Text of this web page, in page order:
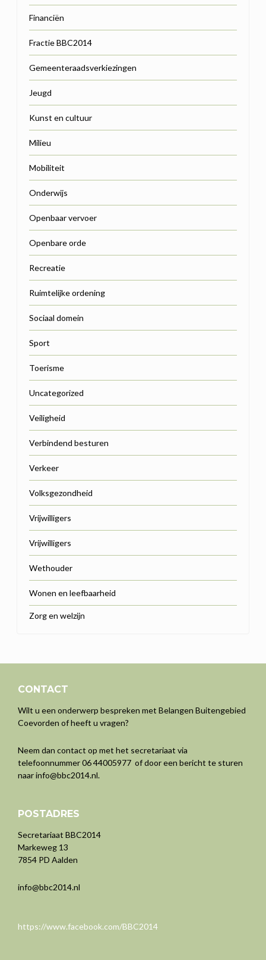
Financiën
Fractie BBC2014
Gemeenteraadsverkiezingen
Jeugd
Kunst en cultuur
Milieu
Mobiliteit
Onderwijs
Openbaar vervoer
Openbare orde
Recreatie
Ruimtelijke ordening
Sociaal domein
Sport
Toerisme
Uncategorized
Veiligheid
Verbindend besturen
Verkeer
Volksgezondheid
Vrijwilligers
Vrijwilligers
Wethouder
Wonen en leefbaarheid
Zorg en welzijn
CONTACT
Wilt u een onderwerp bespreken met Belangen Buitengebied
Coevorden of heeft u vragen?
Neem dan contact op met het secretariaat via
telefoonnummer 06 44005977 of door een bericht te sturen
naarinfo@bbc2014.nl.
POSTADRES
Secretariaat BBC2014
Markeweg 13
7854 PD Aalden
info@bbc2014.nl
https://www.facebook.com/BBC2014